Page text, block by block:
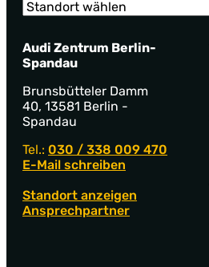
Audi Zentrum Berlin-
Spandau
Brunsbütteler Damm
40, 13581 Berlin -
Spandau
Tel.: 030 / 338 009 470
E-Mail schreiben
Standort anzeigen
Ansprechpartner